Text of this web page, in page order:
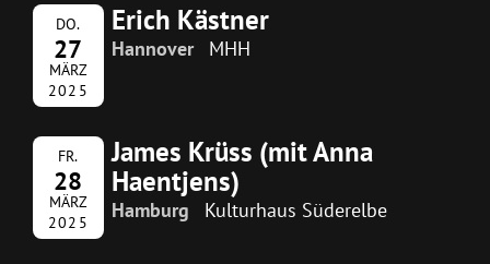
DO.
27
MÄRZ
2025
Erich Kästner
Hannover MHH
FR.
28
MÄRZ
2025
James Krüss (mit Anna
Haentjens)
Hamburg Kulturhaus Süderelbe